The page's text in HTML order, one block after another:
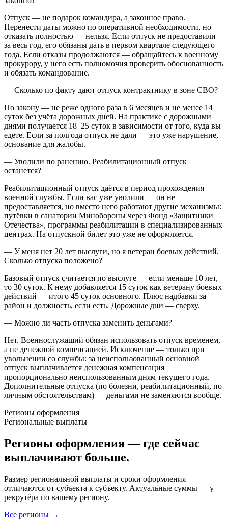
Отпуск — не подарок командира, а законное право.
Перенести даты можно по оперативной необходимости, но
отказать полностью — нельзя. Если отпуск не предоставили
за весь год, его обязаны дать в первом квартале следующего
года. Если отказы продолжаются — обращайтесь к военному
прокурору, у него есть полномочия проверить обоснованность
и обязать командование.
— Сколько по факту дают отпуск контрактнику в зоне СВО?
По закону — не реже одного раза в 6 месяцев и не менее 14
суток без учёта дорожных дней. На практике с дорожными
днями получается 18–25 суток в зависимости от того, куда вы
едете. Если за полгода отпуск не дали — это уже нарушение,
основание для жалобы.
— Уволили по ранению. Реабилитационный отпуск
останется?
Реабилитационный отпуск даётся в период прохождения
военной службы. Если вас уже уволили — он не
предоставляется, но вместо него работают другие механизмы:
путёвки в санатории Минобороны через Фонд «Защитники
Отечества», программы реабилитации в специализированных
центрах. На отпускной билет это уже не оформляется.
— У меня нет 20 лет выслуги, но я ветеран боевых действий.
Сколько отпуска положено?
Базовый отпуск считается по выслуге — если меньше 10 лет,
то 30 суток. К нему добавляется 15 суток как ветерану боевых
действий — итого 45 суток основного. Плюс надбавки за
район и должность, если есть. Дорожные дни — сверху.
— Можно ли часть отпуска заменить деньгами?
Нет. Военнослужащий обязан использовать отпуск временем,
а не денежной компенсацией. Исключение — только при
увольнении со службы: за неиспользованный основной
отпуск выплачивается денежная компенсация
пропорционально неиспользованным дням текущего года.
Дополнительные отпуска (по болезни, реабилитационный, по
личным обстоятельствам) — деньгами не заменяются вообще.
Регионы оформления
Региональные выплаты
Регионы оформления — где сейчас
выплачивают больше.
Размер региональной выплаты и сроки оформления
отличаются от субъекта к субъекту. Актуальные суммы — у
рекрутёра по вашему региону.
Все регионы →